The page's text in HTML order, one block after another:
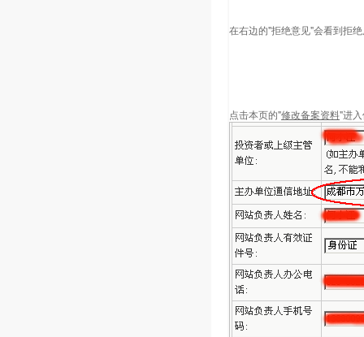
在右边的"拒绝意见"会看到拒
点击本页的"修改备案资料"进